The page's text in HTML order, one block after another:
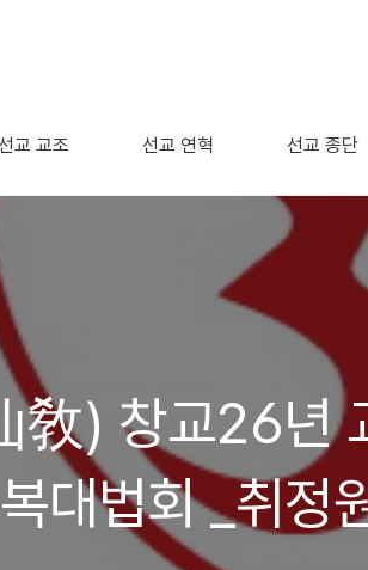
교 교조 선교 연혁 선교 종단
敎) 창교26년
대법회 _취정